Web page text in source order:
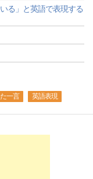
る」と英語で表現する
一言 英語表現